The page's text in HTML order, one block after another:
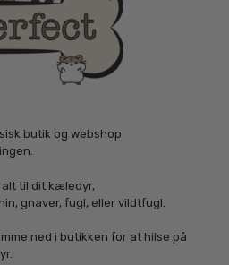
butik og webshop
til dit kæledyr,
gnaver, fugl, eller vildtfugl.
ned i butikken for at hilse på